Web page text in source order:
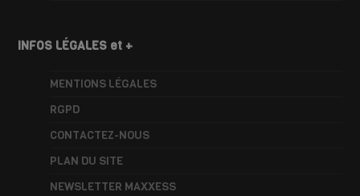
INFOS LÉGALES et +
MENTIONS LÉGALES
RGPD
CONTACTEZ-NOUS
PLAN DU SITE
NEWSLETTER MAXXESS